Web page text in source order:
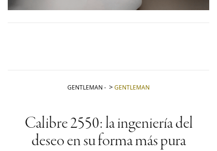
GENTLEMAN - GENTLEMAN
Calibre 2550: la ingeniería del
deseo en su forma más pura